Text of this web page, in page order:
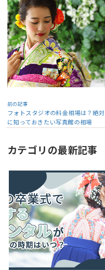
前の記事
フォトスタジオの料金相場は？絶対
に知っておきたい写真館の相場
カテゴリの最新記事